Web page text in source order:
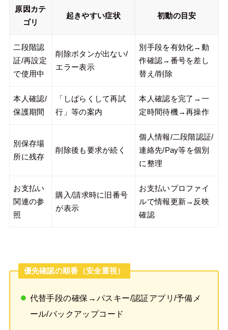
原因カテ
ゴリ
起きやすい症状 初動の目安
二段階認
証/再設定
で使用中
削除ボタンが出ない/
エラー表示
別手段を有効化→動
作確認→番号を差し
替え/削除
本人確認/
保護期間
「しばらくして再試
行」等の案内
本人確認を完了→一
定時間待機→再操作
別保存場
所に残存
削除後も要求が続く
個人情報/二段階認証/
連絡先/Pay等を個別
に整理
お支払い
関連の参
照
購入/請求時に旧番号
が表示
お支払いプロファイ
ルで情報更新→反映
確認
優先確認の順番（安全重視）
代替手段の確保→パスキー/認証アプリ/予備メ
ール/バックアップコード